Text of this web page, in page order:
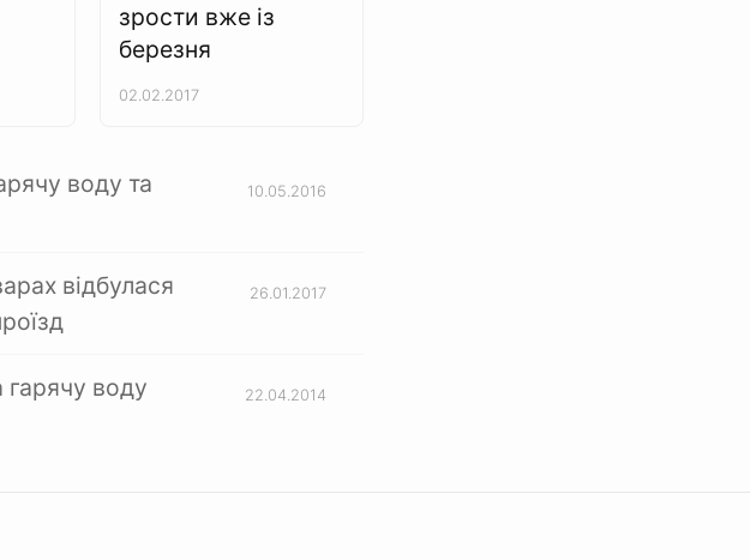
зрости вже із
березня
02.02.2017
воду та
10.05.2016
відбулася
26.01.2017
гарячу воду
22.04.2014